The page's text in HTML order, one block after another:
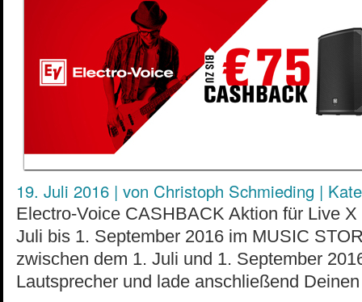
19. Juli 2016 | von Christoph Schmieding |
Electro-Voice CASHBACK Aktion für Live
Juli bis 1. September 2016 im MUSIC
zwischen dem 1. Juli und 1. September
Lautsprecher und lade anschließend